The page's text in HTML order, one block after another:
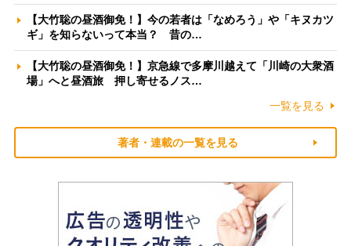
【大竹聡の昼酒御免！】今の若者は「なめろう」や「キヌカツ
ギ」を知らないって本当？ 昔の…
【大竹聡の昼酒御免！】京急線で多摩川越えて「川崎の大衆酒
場」へと昼酒旅 押し寄せるノス…
一覧を見る
著者・連載の一覧を見る